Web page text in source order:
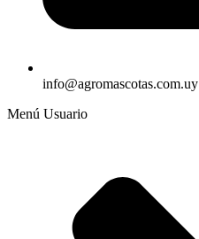
info@agromascotas.com.uy
Menú Usuario